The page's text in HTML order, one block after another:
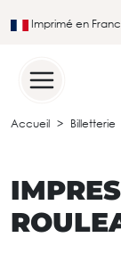
Imprimé en
Accueil Billetterie